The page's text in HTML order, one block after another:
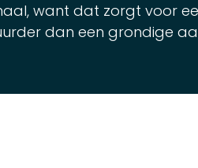
want dat zorgt voor
dan een grondige